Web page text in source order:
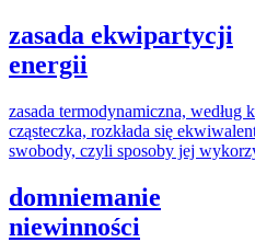
zasada ekwipartycji
energii
zasada termodynamiczna, według
cząsteczka, rozkłada się
swobody, czyli sposoby jej
domniemanie
niewinności